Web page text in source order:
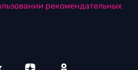
рекомендательных